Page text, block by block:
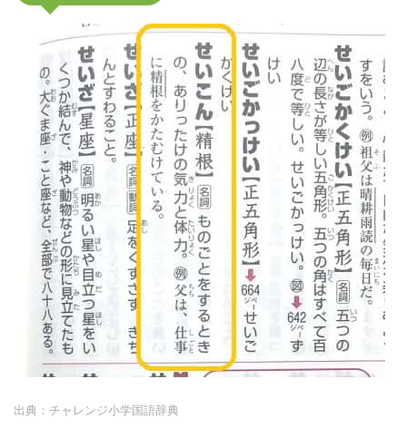
出典：チャレンジ小学国語辞典